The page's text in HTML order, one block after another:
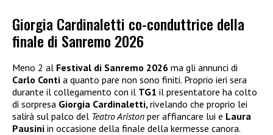
Giorgia Cardinaletti co-conduttrice della
finale di Sanremo 2026
Meno 2 al Festival di Sanremo 2026 ma gli annunci di
Carlo Conti a quanto pare non sono finiti. Proprio ieri sera
durante il collegamento con il TG1 il presentatore ha colto
di sorpresa Giorgia Cardinaletti, rivelando che proprio lei
salirà sul palco del Teatro Ariston per affiancare lui e Laura
Pausini in occasione della finale della kermesse canora.